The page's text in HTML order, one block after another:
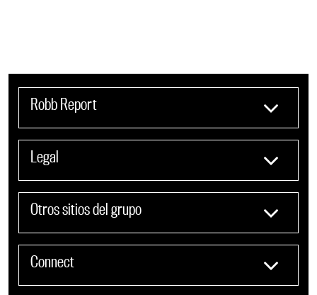
Robb Report
Legal
Otros sitios del grupo
Connect